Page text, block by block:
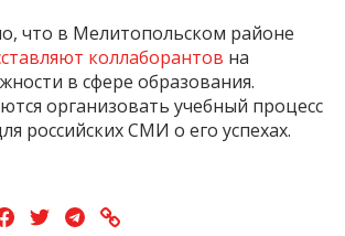
что в Мелитопольском районе
коллаборантов на
в сфере образования.
организовать учебный процесс
российских СМИ о его успехах.